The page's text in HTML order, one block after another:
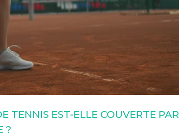
TENNIS EST-ELLE COUVERTE PAR
?